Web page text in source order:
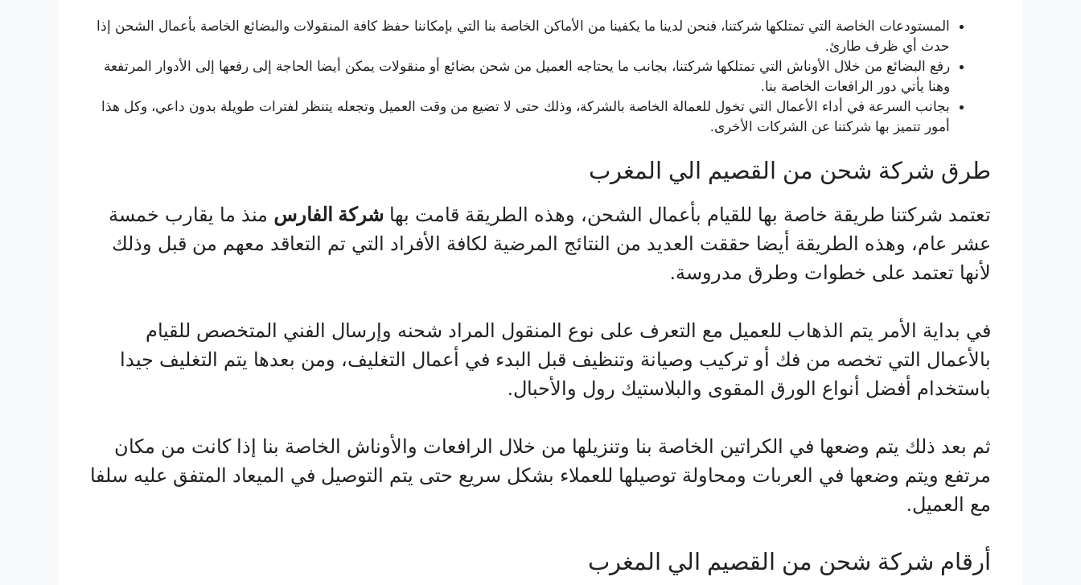
المستودعات الخاصة التي تمتلكها شركتنا، فنحن لدينا ما يكفينا من الأماكن الخاصة بنا التي بإمكاننا حفظ كافة المنقولات والبضائع الخاصة بأعمال الشحن إذا
حدث أي ظرف طارئ.
رفع البضائع من خلال الأوناش التي تمتلكها شركتنا، بجانب ما يحتاجه العميل من شحن بضائع أو منقولات يمكن أيضا الحاجة إلى رفعها إلى الأدوار المرتفعة
وهنا يأتي دور الرافعات الخاصة بنا.
بجانب السرعة في أداء الأعمال التي تخول للعمالة الخاصة بالشركة، وذلك حتى لا تضيع من وقت العميل وتجعله يتنظر لفترات طويلة بدون داعي، وكل هذا
أمور تتميز بها شركتنا عن الشركات الأخرى.
طرق شركة شحن من القصيم الي المغرب
تعتمد شركتنا طريقة خاصة بها للقيام بأعمال الشحن، وهذه الطريقة قامت بها شركة الفارس منذ ما يقارب خمسة
عشر عام، وهذه الطريقة أيضا حققت العديد من النتائج المرضية لكافة الأفراد التي تم التعاقد معهم من قبل وذلك
لأنها تعتمد على خطوات وطرق مدروسة.
في بداية الأمر يتم الذهاب للعميل مع التعرف على نوع المنقول المراد شحنه وإرسال الفني المتخصص للقيام
بالأعمال التي تخصه من فك أو تركيب وصيانة وتنظيف قبل البدء في أعمال التغليف، ومن بعدها يتم التغليف جيدا
باستخدام أفضل أنواع الورق المقوى والبلاستيك رول والأحبال.
ثم بعد ذلك يتم وضعها في الكراتين الخاصة بنا وتنزيلها من خلال الرافعات والأوناش الخاصة بنا إذا كانت من مكان
مرتفع ويتم وضعها في العربات ومحاولة توصيلها للعملاء بشكل سريع حتى يتم التوصيل في الميعاد المتفق عليه سلفا
مع العميل.
أرقام شركة شحن من القصيم الي المغرب